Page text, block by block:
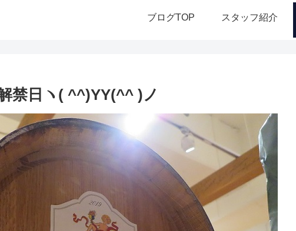
ブログTOP スタッフ紹介
禁日ヽ( ^^)YY(^^ )ノ